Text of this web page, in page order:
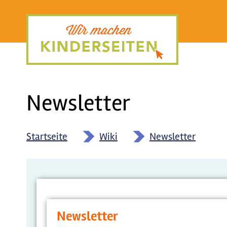
Newsletter
Startseite » Wiki » Newsletter
Newsletter